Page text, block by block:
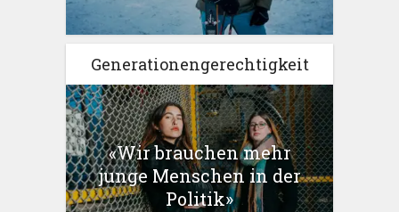
Generationengerechtigkeit
«Wir brauchen mehr
junge Menschen in der
Politik»